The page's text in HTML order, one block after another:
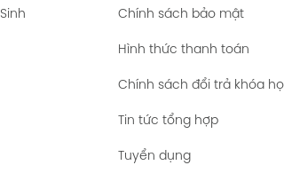
Sinh Chính sách bảo mật
Hình thức thanh toán
Chính sách đổi trả khóa
Tin tức tổng hợp
Tuyển dụng